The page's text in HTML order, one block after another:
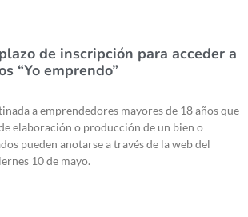
de inscripción para acceder a
“Yo emprendo”
a emprendedores mayores de 18 años que
elaboración o producción de un bien o
pueden anotarse a través de la web del
10 de mayo.